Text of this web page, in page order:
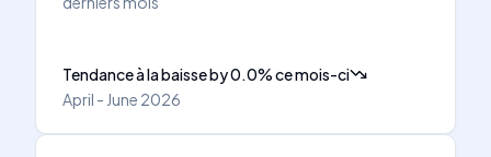
Tendance à la baisseby0.0%ce mois-ci
April - June 2026